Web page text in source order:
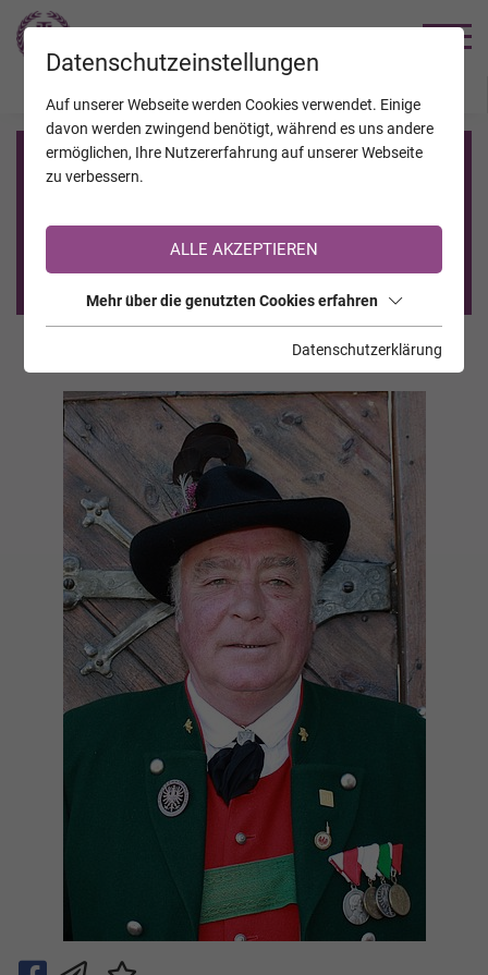
Registrierung auf TrauerHilfe.it
Sie sind noch nicht auf TrauerHilfe.it registriert?
>> zur kostenlosen Registrierung <<
Datenschutzeinstellungen
Auf unserer Webseite werden Cookies verwendet. Einige
davon werden zwingend benötigt, während es uns andere
ermöglichen, Ihre Nutzererfahrung auf unserer Webseite
zu verbessern.
ALLE AKZEPTIEREN
Mehr über die genutzten Cookies erfahren
Datenschutzerklärung
JAHRESTAGE KALENDER VERSTORBENE